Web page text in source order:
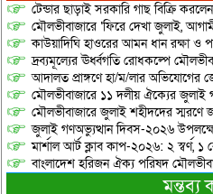
টেন্ডার ছাড়াই সরকারি গাছ বিক্রি
মৌলভীবাজারে ‘ফিরে দেখা জুলাই,
কাউয়াদিঘি হাওরের আমন ধান রক্ষা ও
দ্রব্যমূল্যের ঊর্ধ্বগতি রোধকল্পে
আদালত প্রাঙ্গণে হা/ম/লার অভিযোগের
মৌলভীবাজারে ১১ দলীয় ঐক্যের জুলাই
মৌলভীবাজারে জুলাই শহীদদের
জুলাই গণঅভ্যুত্থান দিবস-২০২৬
মার্শাল আর্ট ক্লাব কাপ-২০২৬: ২ স্বর্ণ,
বাংলাদেশ হরিজন ঐক্য পরিষদ